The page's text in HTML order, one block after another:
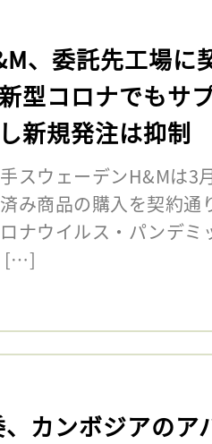
、委託先工場に
型コロナでもサ
新規発注は抑制
スウェーデンH&Mは3
み商品の購入を契約
ナウイルス・パンデ
[…]
、カンボジアのア